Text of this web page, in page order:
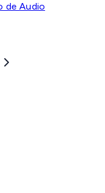
de Audio